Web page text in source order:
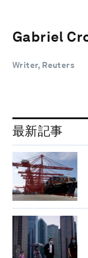
Gabriel
Writer, Reuters
最新記事